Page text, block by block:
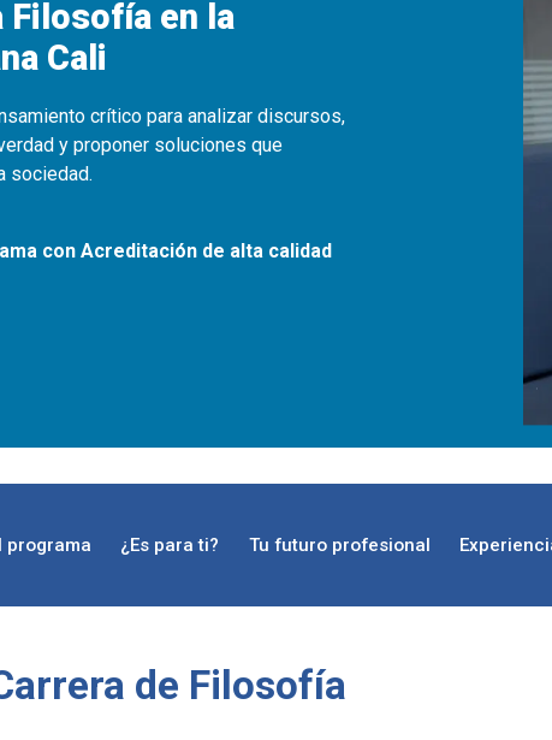
Filosofía en la
Cali
crítico para analizar discursos,
y proponer soluciones que
sociedad.
con Acreditación de alta calidad
programa ¿Es para ti? Tu futuro profesional
de Filosofía